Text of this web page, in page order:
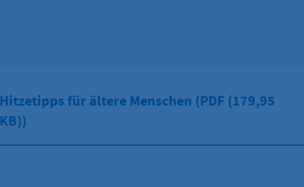
Hitzetipps für ältere Menschen (PDF (179,95
KB))